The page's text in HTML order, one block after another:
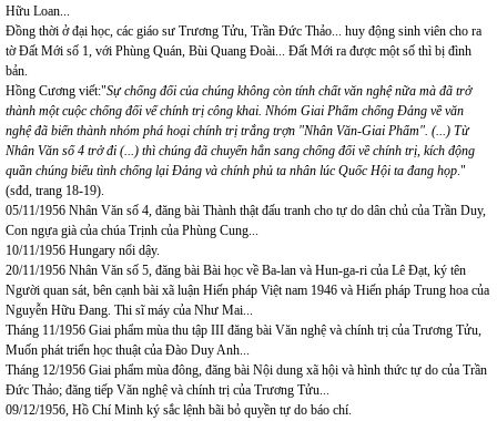
Hữu Loan...
Đồng thời ở đại học, các giáo sư Trương Tửu, Trần Đức Thảo... huy động sinh viên cho ra
tờ Đất Mới số 1, với Phùng Quán, Bùi Quang Đoài... Đất Mới ra được một số thì bị đình
bản.
Hồng Cương viết:"Sự chống đối của chúng không còn tính chất văn nghệ nữa mà đã trở
thành một cuộc chống đối vế chính trị công khai. Nhóm Giai Phẩm chống Đảng về văn
nghệ đã biến thành nhóm phá hoại chính trị trắng trợn "Nhân Văn-Giai Phẩm". (...) Từ
Nhân Văn số 4 trở đi (...) thì chúng đã chuyển hẳn sang chống đối về chính trị, kích động
quần chúng biểu tình chống lại Đảng và chính phủ ta nhân lúc Quốc Hội ta đang họp."
(sđd, trang 18-19).
05/11/1956 Nhân Văn số 4, đăng bài Thành thật đấu tranh cho tự do dân chủ của Trần Duy,
Con ngựa già của chúa Trịnh của Phùng Cung...
10/11/1956 Hungary nổi dậy.
20/11/1956 Nhân Văn số 5, đăng bài Bài học về Ba-lan và Hun-ga-ri của Lê Đạt, ký tên
Người quan sát, bên cạnh bài xã luận Hiến pháp Việt nam 1946 và Hiến pháp Trung hoa của
Nguyễn Hữu Đang. Thi sĩ máy của Như Mai...
Tháng 11/1956 Giai phẩm mùa thu tập III đăng bài Văn nghệ và chính trị của Trương Tửu,
Muốn phát triển học thuật của Đào Duy Anh...
Tháng 12/1956 Giai phẩm mùa đông, đăng bài Nội dung xã hội và hình thức tự do của Trần
Đức Thảo; đăng tiếp Văn nghệ và chính trị của Trương Tửu...
09/12/1956, Hồ Chí Minh ký sắc lệnh bãi bỏ quyền tự do báo chí.